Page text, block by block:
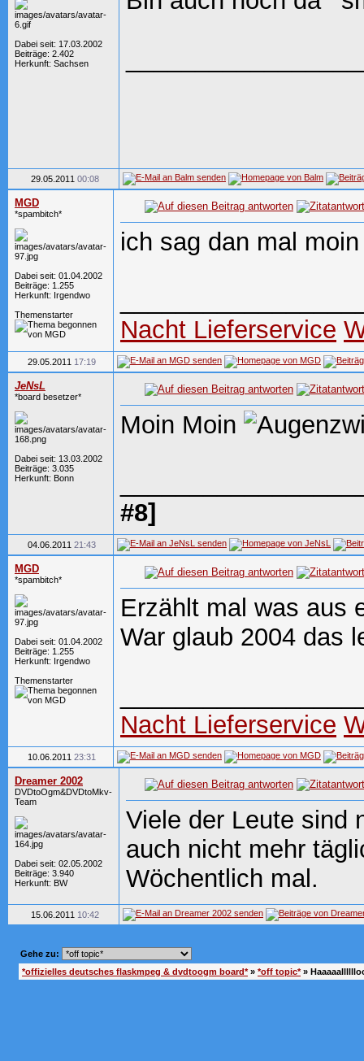
Dabei seit: 17.03.2002
Beiträge: 2.402
Herkunft: Sachsen
29.05.2011 00:08
MGD
*spambitch*
Dabei seit: 01.04.2002
Beiträge: 1.255
Herkunft: Irgendwo
Themenstarter
ich sag dan mal
Nacht Lieferservice
29.05.2011 17:19
JeNsL
*board besetzer*
Dabei seit: 13.03.2002
Beiträge: 3.035
Herkunft: Bonn
Moin Moin
#8]
04.06.2011 21:43
MGD
*spambitch*
Dabei seit: 01.04.2002
Beiträge: 1.255
Herkunft: Irgendwo
Themenstarter
Erzählt mal was aus
War glaub 2004 das
Nacht Lieferservice
10.06.2011 23:31
Dreamer 2002
DVDtoOgm&DVDtoMkv-
Team
Dabei seit: 02.05.2002
Beiträge: 3.940
Herkunft: BW
Viele der Leute sind
auch nicht mehr
Wöchentlich mal.
15.06.2011 10:42
Gehe zu:
*offizielles deutsches flaskmpeg & dvdtoogm board*» *off topic*»